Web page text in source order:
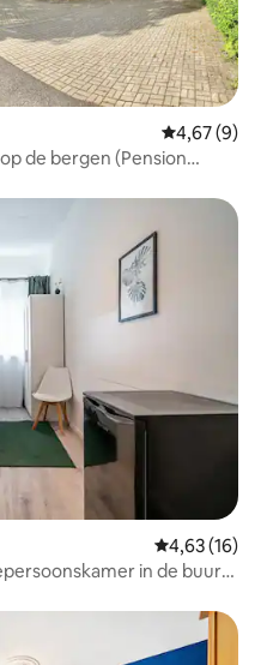
Gemiddelde
4,67 (9)
de bergen (Pension
Gemiddelde
4,63 (16)
in de buurt